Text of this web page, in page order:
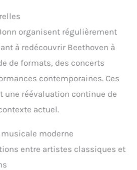
organisent régulièrement
à redécouvrir Beethoven à
de formats, des concerts
contemporaines. Ces
réévaluation continue de
actuel.
moderne
entre artistes classiques et